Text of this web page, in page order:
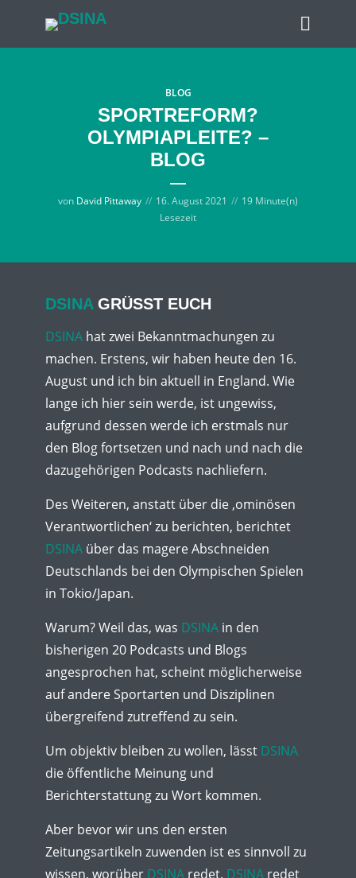
BLOG
SPORTREFORM?
OLYMPIAPLEITE? –
BLOG
von David Pittaway 16. August 2021
19 Minute(n)
Lesezeit
DSINAGRÜSST EUCH
DSINA hat zwei Bekanntmachungen zu
machen. Erstens, wir haben heute den 16.
August und ich bin aktuell in England. Wie
lange ich hier sein werde, ist ungewiss,
aufgrund dessen werde ich erstmals nur
den Blog fortsetzen und nach und nach die
dazugehörigen Podcasts nachliefern.
Des Weiteren, anstatt über die ‚ominösen
Verantwortlichen‘ zu berichten, berichtet
DSINA über das magere Abschneiden
Deutschlands bei den Olympischen Spielen
in Tokio/Japan.
Warum? Weil das, was DSINA in den
bisherigen 20 Podcasts und Blogs
angesprochen hat, scheint möglicherweise
auf andere Sportarten und Disziplinen
übergreifend zutreffend zu sein.
Um objektiv bleiben zu wollen, lässt DSINA
die öffentliche Meinung und
Berichterstattung zu Wort kommen.
Aber bevor wir uns den ersten
Zeitungsartikeln zuwenden ist es sinnvoll zu
wissen, worüber DSINA redet. DSINA redet